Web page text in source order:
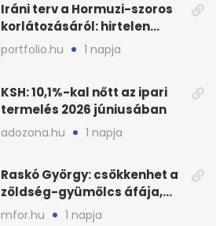
Iráni terv a Hormuzi-szoros
korlátozásáról: hirtelen
megugrott az olajár
portfolio.hu 1 napja
KSH: 10,1%-kal nőtt az ipari
termelés 2026 júniusában
adozona.hu 1 napja
Raskó György: csökkenhet a
zöldség-gyümölcs áfája,
bajban a kukorica
mfor.hu 1 napja